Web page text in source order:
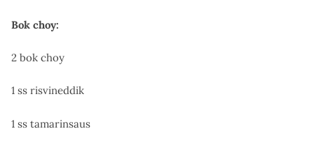
Bok choy:
2 bok choy
1 ss risvineddik
1 ss tamarinsaus